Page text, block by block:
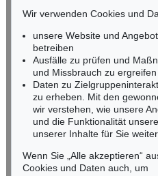
RHEINLAND-PFALZ
Miriam Heß
Tel.: +49 (0)62 21 58 80-038
Fax: +49 (0)62 21 58 80-595
NORDDEUTSCHLAND
Nico Kassel, M.A.
Tel.: +49 (0)89 55244-164
Mobil: +49 (0)171 8618661
n.kassel@kettererkunst.de
Wir verwenden Cookies und
unsere Website und
betreiben
Ausfälle zu prüfen und
und Missbrauch zu ergreifen
Daten zu
zu erheben. Mit den
wir verstehen, wie unsere
und die Funktionalität
unserer Inhalte für Sie
Wenn Sie „Alle akzeptieren“
Cookies und Daten auch, um